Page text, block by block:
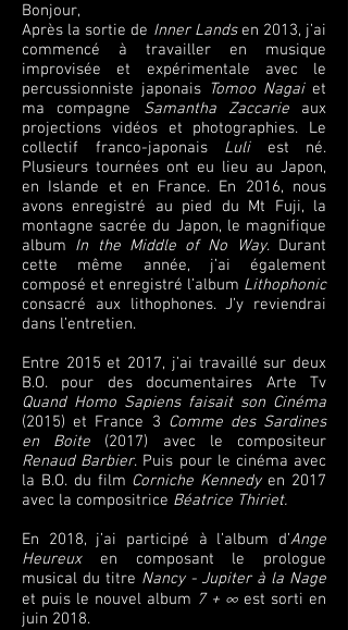
Bonjour,
Après la sortie de Inner Landsen 2013, j’ai
commencé à travailler en musique
improvisée et expérimentale avec le
percussionniste japonais Tomoo Nagaiet
ma compagne Samantha Zaccarieaux
projections vidéos et photographies. Le
collectif franco-japonais Luliest né.
Plusieurs tournées ont eu lieu au Japon,
en Islande et en France. En 2016, nous
avons enregistré au pied du Mt Fuji, la
montagne sacrée du Japon, le magnifique
album In the Middle of No Way. Durant
cette même année, j’ai également
composé et enregistré l’album Lithophonic
consacré aux lithophones. J’y reviendrai
dans l’entretien.
Entre 2015 et 2017, j’ai travaillé sur deux
B.O. pour des documentaires Arte Tv
Quand Homo Sapiens faisait son Cinéma
(2015) et France 3 Comme des Sardines
en Boite (2017) avec le compositeur
Renaud Barbier. Puis pour le cinéma avec
la B.O. du film Corniche Kennedyen 2017
avec la compositrice Béatrice Thiriet.
En 2018, j’ai participé à l’album d’Ange
Heureuxen composant le prologue
musical du titre Nancy - Jupiter à la Nage
et puis le nouvel album 7 + ∞ est sorti en
juin 2018.